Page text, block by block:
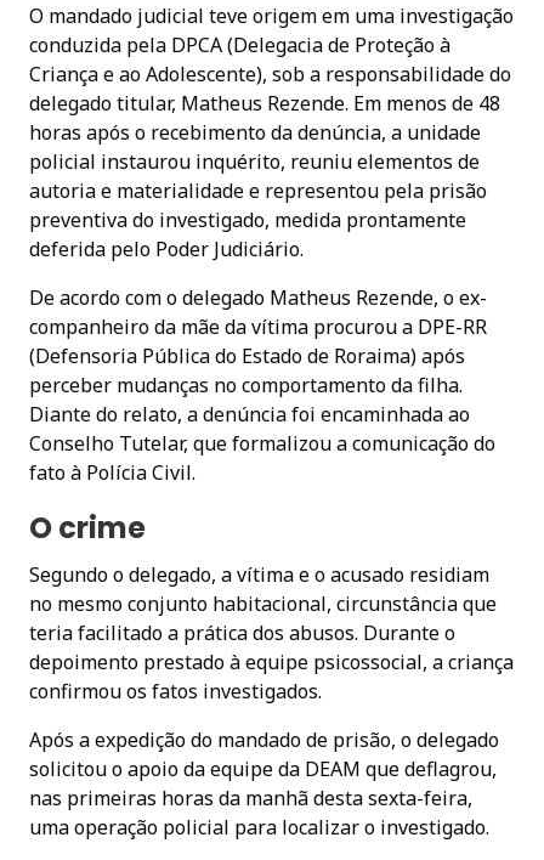
O mandado judicial teve origem em uma investigação
conduzida pela DPCA (Delegacia de Proteção à
Criança e ao Adolescente), sob a responsabilidade do
delegado titular, Matheus Rezende. Em menos de 48
horas após o recebimento da denúncia, a unidade
policial instaurou inquérito, reuniu elementos de
autoria e materialidade e representou pela prisão
preventiva do investigado, medida prontamente
deferida pelo Poder Judiciário.
De acordo com o delegado Matheus Rezende, o ex-
companheiro da mãe da vítima procurou a DPE-RR
(Defensoria Pública do Estado de Roraima) após
perceber mudanças no comportamento da filha.
Diante do relato, a denúncia foi encaminhada ao
Conselho Tutelar, que formalizou a comunicação do
fato à Polícia Civil.
O crime
Segundo o delegado, a vítima e o acusado residiam
no mesmo conjunto habitacional, circunstância que
teria facilitado a prática dos abusos. Durante o
depoimento prestado à equipe psicossocial, a criança
confirmou os fatos investigados.
Após a expedição do mandado de prisão, o delegado
solicitou o apoio da equipe da DEAM que deflagrou,
nas primeiras horas da manhã desta sexta-feira,
uma operação policial para localizar o investigado.